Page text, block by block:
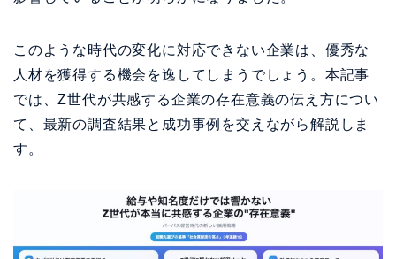
このような時代の変化に対応できない企業は、優秀な
人材を獲得する機会を逸してしまうでしょう。本記事
では、Z世代が共感する企業の存在意義の伝え方につい
て、最新の調査結果と成功事例を交えながら解説しま
す。